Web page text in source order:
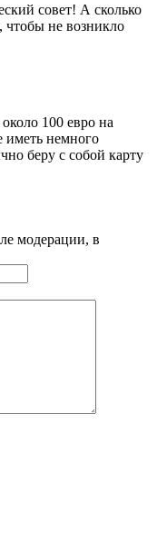
совет! А сколько
чтобы не возникло
100 евро на
иметь немного
беру с собой карту
модерации, в